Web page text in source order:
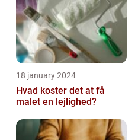
18 january 2024
Hvad koster det at få
malet en lejlighed?